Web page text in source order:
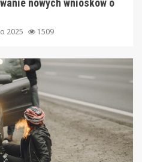
2025 1509